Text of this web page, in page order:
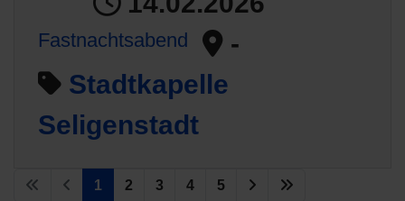
Fastnachtsabend
-
Stadtkapelle
Seligenstadt
1 2 3 4 5